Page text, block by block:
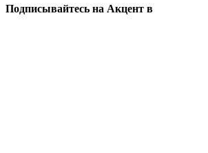
Подписывайтесь на Акцент в